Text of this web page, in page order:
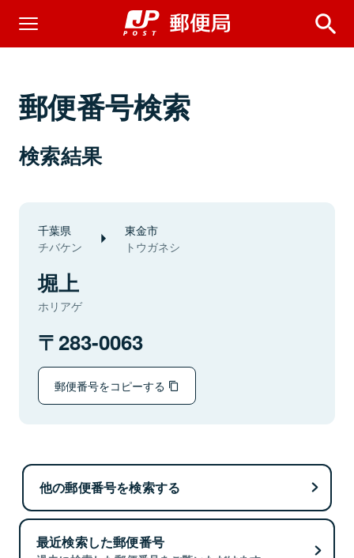
郵便番号検索
検索結果
千葉県
チバケン
東金市
トウガネシ
堀上
ホリアゲ
283-0063
郵便番号をコピーする
他の郵便番号を検索する
最近検索した郵便番号